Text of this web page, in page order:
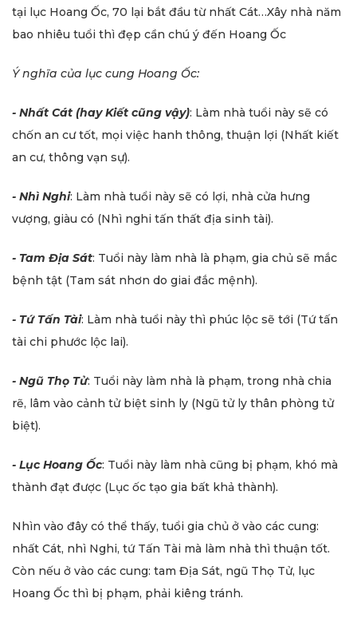
tại lục Hoang Ốc, 70 lại bắt đầu từ nhất Cát…Xây nhà năm
bao nhiêu tuổi thì đẹp cần chú ý đến Hoang Ốc
Ý nghĩa của lục cung Hoang Ốc:
- Nhất Cát (hay Kiết cũng vậy): Làm nhà tuổi này sẽ có
chốn an cư tốt, mọi việc hanh thông, thuận lợi (Nhất kiết
an cư, thông vạn sự).
- Nhì Nghi: Làm nhà tuổi này sẽ có lợi, nhà cửa hưng
vượng, giàu có (Nhì nghi tấn thất địa sinh tài).
- Tam Địa Sát: Tuổi này làm nhà là phạm, gia chủ sẽ mắc
bệnh tật (Tam sát nhơn do giai đắc mệnh).
- Tứ Tấn Tài: Làm nhà tuổi này thì phúc lộc sẽ tới (Tứ tấn
tài chi phước lộc lai).
- Ngũ Thọ Tử: Tuổi này làm nhà là phạm, trong nhà chia
rẽ, lâm vào cảnh tử biệt sinh ly (Ngũ tử ly thân phòng tử
biệt).
- Lục Hoang Ốc: Tuổi này làm nhà cũng bị phạm, khó mà
thành đạt được (Lục ốc tạo gia bất khả thành).
Nhìn vào đây có thể thấy, tuổi gia chủ ở vào các cung:
nhất Cát, nhì Nghi, tứ Tấn Tài mà làm nhà thì thuận tốt.
Còn nếu ở vào các cung: tam Địa Sát, ngũ Thọ Tử, lục
Hoang Ốc thì bị phạm, phải kiêng tránh.